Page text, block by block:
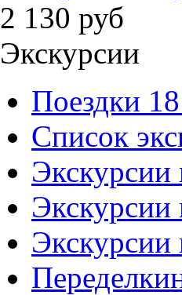
2 130 руб
Экскурсии
Поездки
Список
Экскурсии